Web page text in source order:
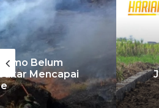
untuk memberikan pengalaman
untuk generasi anak Indonesia
menunjukkan kematangan
Kami harap, apa yang kami
berdampak positif untuk
pertunjukan lainnya dan juga
yang semakin berkembang dan
Berita
Pemkab Mojokerto
Jalan
Hampir